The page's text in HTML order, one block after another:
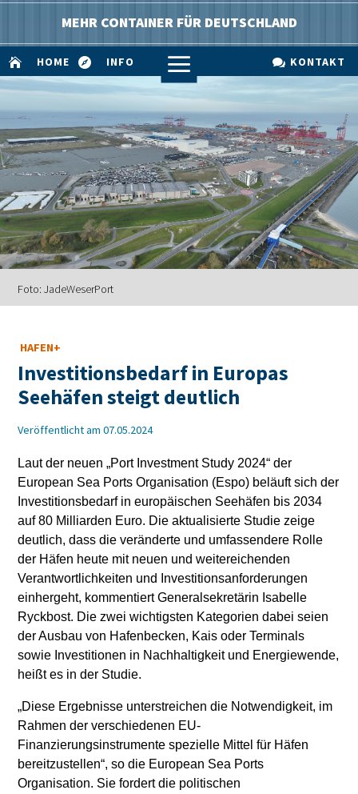
MEHR CONTAINER FÜR DEUTSCHLAND
 HOME  INFO a  KONTAKT
Foto: JadeWeserPort
HAFEN+
Investitionsbedarf in Europas
Seehäfen steigt deutlich
Veröffentlicht am 07.05.2024
Laut der neuen „Port Investment Study 2024“ der
European Sea Ports Organisation (Espo) beläuft sich der
Investitionsbedarf in europäischen Seehäfen bis 2034
auf 80 Milliarden Euro. Die aktualisierte Studie zeige
deutlich, dass die veränderte und umfassendere Rolle
der Häfen heute mit neuen und weitereichenden
Verantwortlichkeiten und Investitionsanforderungen
einhergeht, kommentiert Generalsekretärin Isabelle
Ryckbost. Die zwei wichtigsten Kategorien dabei seien
der Ausbau von Hafenbecken, Kais oder Terminals
sowie Investitionen in Nachhaltigkeit und Energiewende,
heißt es in der Studie.
„Diese Ergebnisse unterstreichen die Notwendigkeit, im
Rahmen der verschiedenen EU-
Finanzierungsinstrumente spezielle Mittel für Häfen
bereitzustellen“, so die European Sea Ports
Organisation. Sie fordert die politischen